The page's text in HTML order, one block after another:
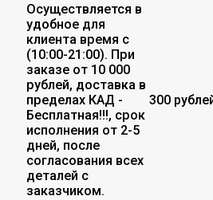
Осуществляется в
удобное для
клиента время с
(10:00-21:00). При
заказе от 10 000
рублей, доставка в
пределах КАД -
Бесплатная!!!, срок
исполнения от 2-5
дней, после
согласования всех
деталей с
заказчиком.
300